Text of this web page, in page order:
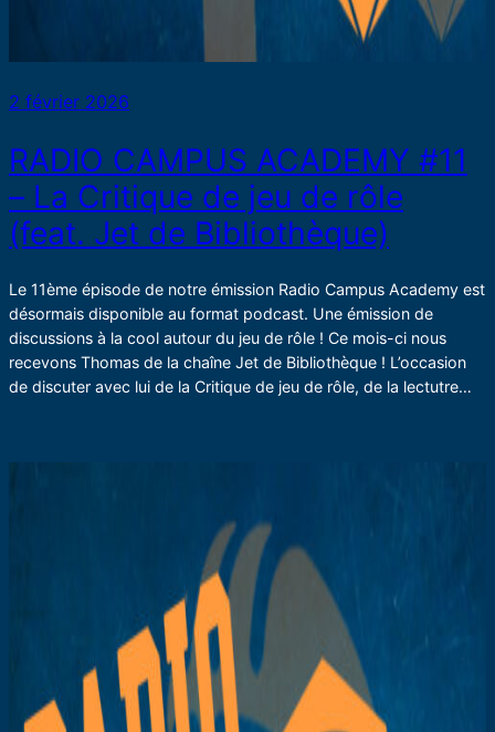
2 février 2026
RADIO CAMPUS ACADEMY #11
– La Critique de jeu de rôle
(feat. Jet de Bibliothèque)
Le 11ème épisode de notre émission Radio Campus Academy est
désormais disponible au format podcast. Une émission de
discussions à la cool autour du jeu de rôle ! Ce mois-ci nous
recevons Thomas de la chaîne Jet de Bibliothèque ! L’occasion
de discuter avec lui de la Critique de jeu de rôle, de la lectutre…